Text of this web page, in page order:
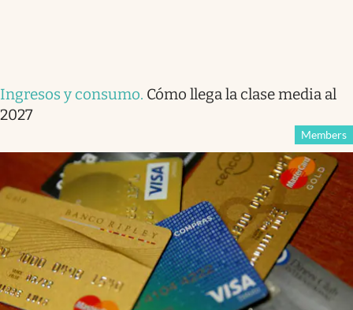
Ingresos y consumo. Cómo llega la clase media al
2027
Members